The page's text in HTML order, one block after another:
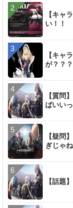
【キャ
い！！
【キャ
が？？
【質問
ばいい
【疑問
ぎじゃ
【話題